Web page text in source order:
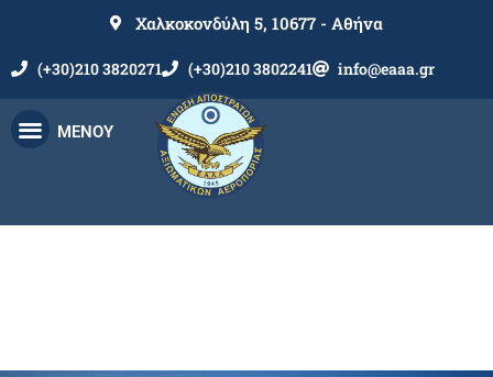
Χαλκοκονδύλη 5, 10677 - Αθήνα
(+30)210 3820271 (+30)210 3802241 info@eaaa.gr
ΜΕΝΟΥ